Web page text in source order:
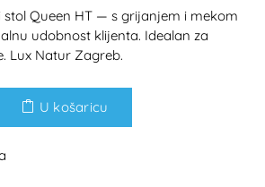
stol Queen HT — s grijanjem i mekom
udobnost klijenta. Idealan za
Lux Natur Zagreb.
U košaricu